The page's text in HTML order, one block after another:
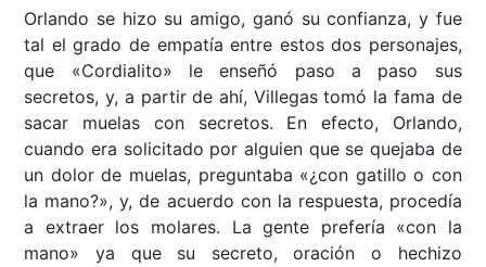
Orlando se hizo su amigo, ganó su confianza, y fue
tal el grado de empatía entre estos dos personajes,
que «Cordialito» le enseñó paso a paso sus
secretos, y, a partir de ahí, Villegas tomó la fama de
sacar muelas con secretos. En efecto, Orlando,
cuando era solicitado por alguien que se quejaba de
un dolor de muelas, preguntaba «¿con gatillo o con
la mano?», y, de acuerdo con la respuesta, procedía
a extraer los molares. La gente prefería «con la
mano» ya que su secreto, oración o hechizo